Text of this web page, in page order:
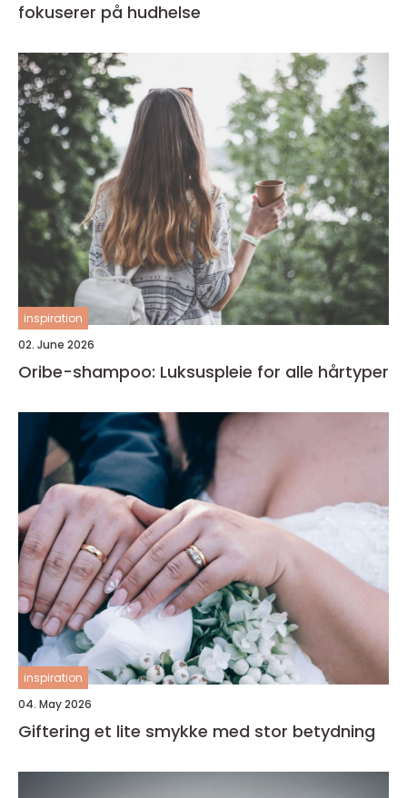
fokuserer på hudhelse
inspiration
02. June 2026
Oribe-shampoo: Luksuspleie for alle hårtyper
inspiration
04. May 2026
Giftering et lite smykke med stor betydning